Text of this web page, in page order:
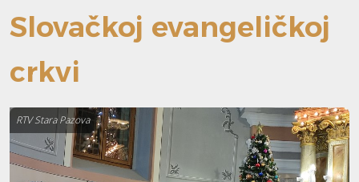
Slovačkoj evangeličkoj
crkvi
RTV Stara Pazova